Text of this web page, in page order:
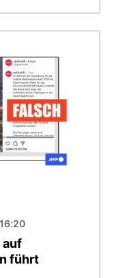
auf
führt